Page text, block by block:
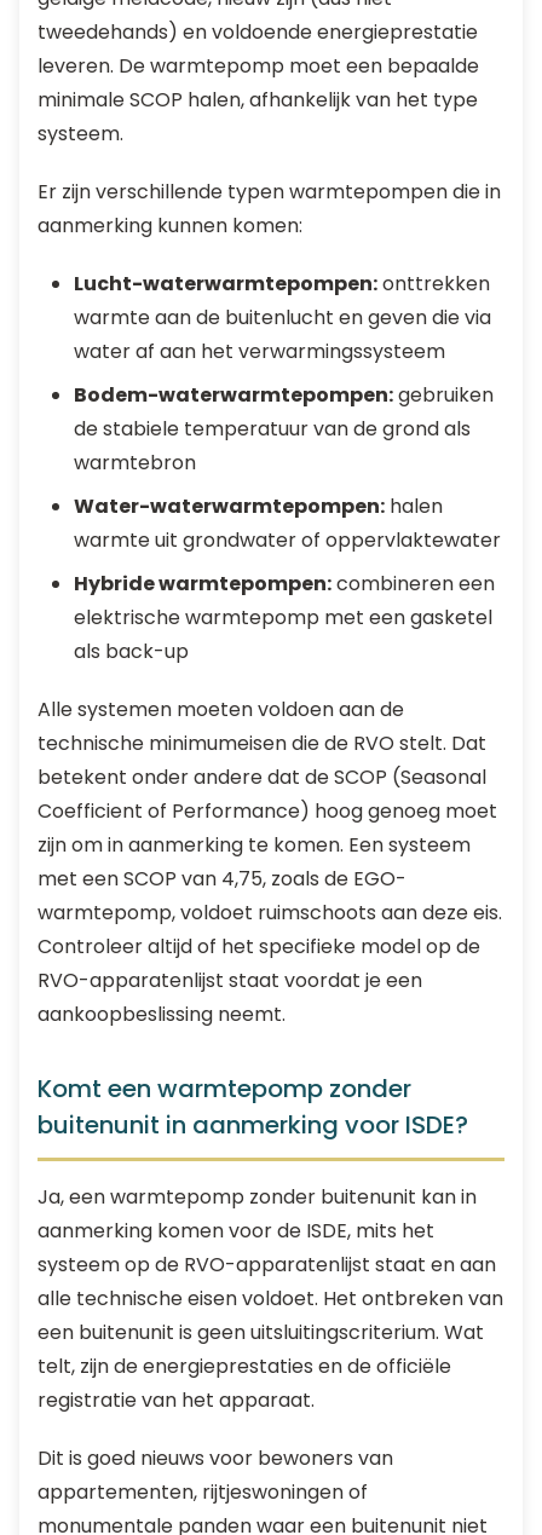
tweedehands) en voldoende energieprestatie
leveren. De warmtepomp moet een bepaalde
minimale SCOP halen, afhankelijk van het type
systeem.
Er zijn verschillende typen warmtepompen die in
aanmerking kunnen komen:
Lucht-waterwarmtepompen:onttrekken
warmte aan de buitenlucht en geven die via
water af aan het verwarmingssysteem
Bodem-waterwarmtepompen:gebruiken
de stabiele temperatuur van de grond als
warmtebron
Water-waterwarmtepompen: halen
warmte uit grondwater of oppervlaktewater
Hybride warmtepompen:combineren een
elektrische warmtepomp met een gasketel
als back-up
Alle systemen moeten voldoen aan de
technische minimumeisen die de RVO stelt. Dat
betekent onder andere dat de SCOP (Seasonal
Coefficient of Performance) hoog genoeg moet
zijn om in aanmerking te komen. Een systeem
met een SCOP van 4,75, zoals de EGO-
warmtepomp, voldoet ruimschoots aan deze eis.
Controleer altijd of het specifieke model op de
RVO-apparatenlijst staat voordat je een
aankoopbeslissing neemt.
Komt een warmtepomp zonder
buitenunit in aanmerking voor ISDE?
Ja, een warmtepomp zonder buitenunit kan in
aanmerking komen voor de ISDE, mits het
systeem op de RVO-apparatenlijst staat en aan
alle technische eisen voldoet. Het ontbreken van
een buitenunit is geen uitsluitingscriterium. Wat
telt, zijn de energieprestaties en de officiële
registratie van het apparaat.
Dit is goed nieuws voor bewoners van
appartementen, rijtjeswoningen of
monumentale panden waar een buitenunit niet